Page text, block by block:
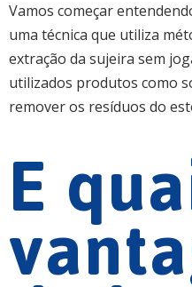
Vamos começar
uma técnica que utiliza
extração da sujeira sem
utilizados produtos como
remover os resíduos do
E